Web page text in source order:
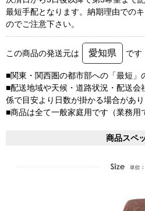
最短手配となります。納期理由での
のでご注意下さい。
この商品の発送元は 愛知県 です
■関東・関西圏の都市部への「最短」
■配送地域や天候・道路状況・配送会
係で目安より日数が掛かる場合があ
■商品は全て一般家庭用です（業務用
商品スペ